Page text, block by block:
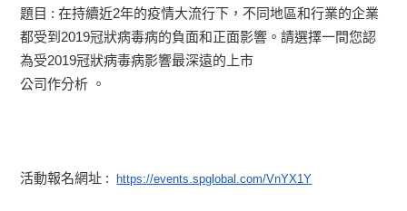
題目 : 在持續近2年的疫情大流行下，不同地區和行業的企業
都受到2019冠狀病毒病的負面和正面影響。請選擇一間您認
為受2019冠狀病毒病影響最深遠的上市
公司作分析 。
活動報名網址 : https://events.spglobal.com/VnYX1Y